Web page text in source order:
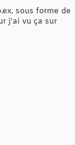
sous forme de
j'ai vu ça sur